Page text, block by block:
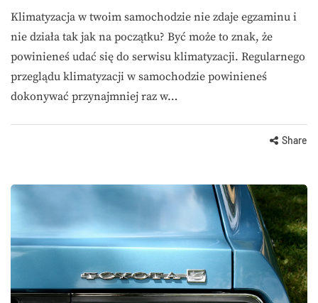
Klimatyzacja w twoim samochodzie nie zdaje egzaminu i
nie działa tak jak na początku? Być może to znak, że
powinieneś udać się do serwisu klimatyzacji. Regularnego
przeglądu klimatyzacji w samochodzie powinieneś
dokonywać przynajmniej raz w…
Share